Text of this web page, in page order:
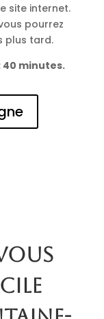
site internet.
pourrez
plus tard.
minutes.